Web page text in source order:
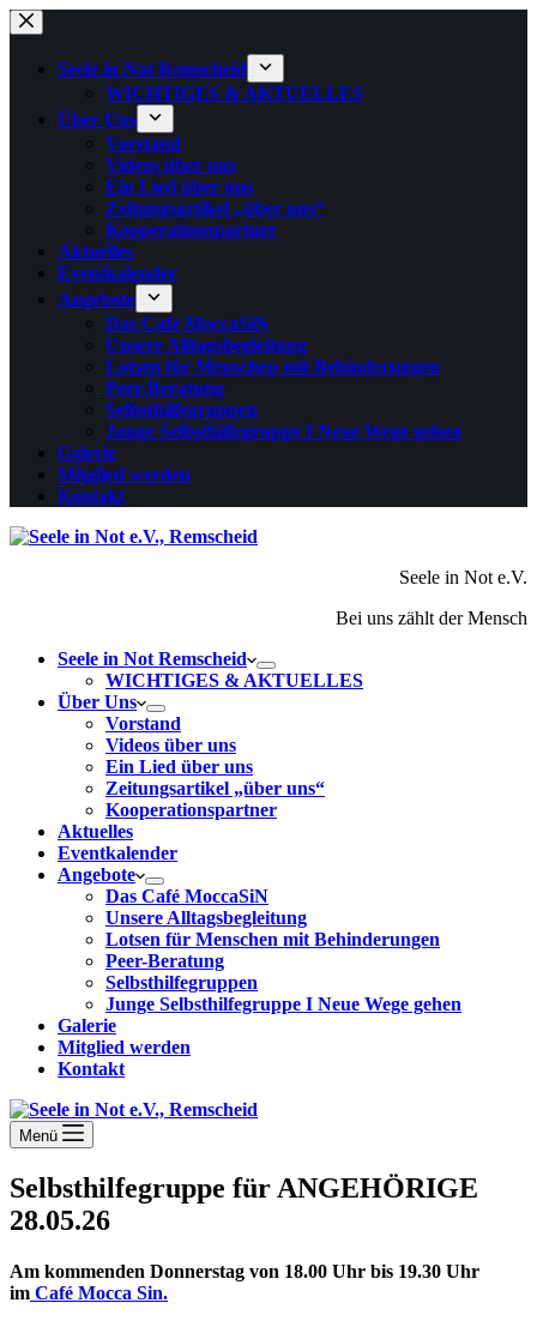
Zum
Inhalt
springenSeele in Not Remscheid
WICHTIGES & AKTUELLES
Über Uns
Vorstand
Videos über uns
Ein Lied über uns
Zeitungsartikel „über uns“
Kooperationspartner
Aktuelles
Eventkalender
Angebote
Das Café MoccaSiN
Unsere Alltagsbegleitung
Lotsen für Menschen mit Behinderungen
Peer-Beratung
Selbsthilfegruppen
Junge Selbsthilfegruppe I Neue Wege gehen
Galerie
Mitglied werden
Kontakt
Seele in Not e.V.
Bei uns zählt der Mensch
Seele in Not Remscheid
WICHTIGES & AKTUELLES
Über Uns
Vorstand
Videos über uns
Ein Lied über uns
Zeitungsartikel „über uns“
Kooperationspartner
Aktuelles
Eventkalender
Angebote
Das Café MoccaSiN
Unsere Alltagsbegleitung
Lotsen für Menschen mit Behinderungen
Peer-Beratung
Selbsthilfegruppen
Junge Selbsthilfegruppe I Neue Wege gehen
Galerie
Mitglied werden
Kontakt
Menü
Selbsthilfegruppe für ANGEHÖRIGE
28.05.26
Am kommenden Donnerstag von 18.00 Uhr bis 19.30 Uhr
im Café Mocca Sin.